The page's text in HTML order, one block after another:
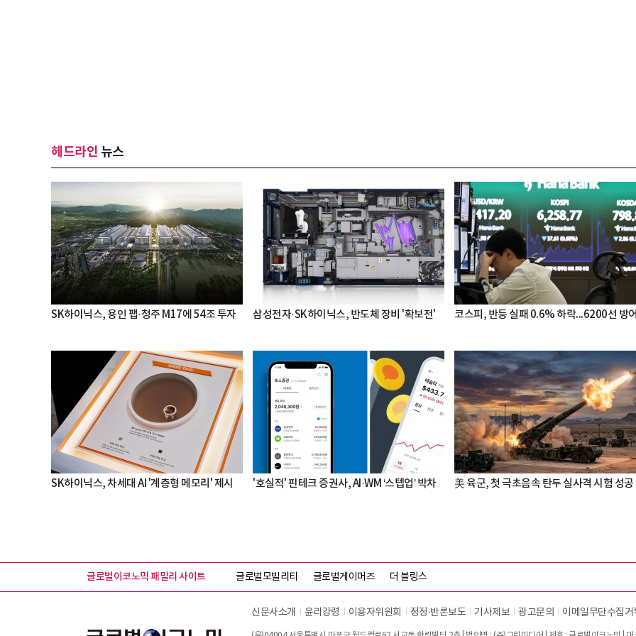
헤드라인 뉴스
SK하이닉스, 용인 팹·청주 M17에 54조 투자 삼성전자·SK하이닉스, 반도체 장비 '확보전' 코스피, 반등 실패 0.6% 하락...6200선 방
SK하이닉스, 차세대 AI '계층형 메모리' 제시 '호실적' 핀테크 증권사, AI·WM ‘스텝업’ 박차 美 육군, 첫 극초음속 탄두 실사격 시험 성공
글로벌이코노믹 패밀리 사이트 글로벌모빌리티 글로벌게이머즈 더 블링스
신문사소개 윤리강령 이용자위원회 정정∙반론보도 기사제보 광고문의 이메일무단수집거